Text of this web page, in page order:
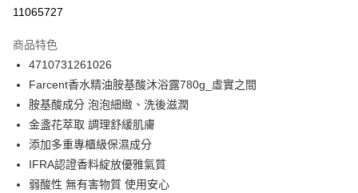
合作金庫商業銀行
華南商業銀行
上海商業儲蓄銀行
台北富邦商業銀行
國泰世華商業銀行
臺灣中小企業銀行
匯豐（台灣）商業銀行
聯邦商業銀行
元大商業銀行
玉山商業銀行
LINE Pay
Apple Pay
街口支付
11065727
商品特色
4710731261026
Farcent香水精油胺基酸沐浴露780g_虛實之間
胺基酸成分 泡泡細緻、洗後滋潤
金盞花萃取 調理舒緩肌膚
添加多重專櫃級保濕成分
IFRA認證香料綻放優雅氣質
弱酸性 無有害物質 使用安心